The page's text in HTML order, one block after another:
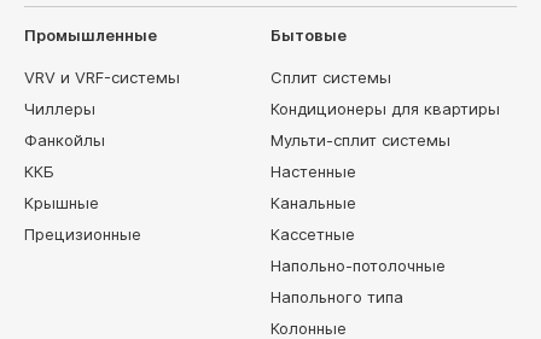
Промышленные
VRV и VRF-системы
Чиллеры
Фанкойлы
ККБ
Крышные
Прецизионные
Бытовые
Сплит системы
Кондиционеры для квартиры
Мульти-сплит системы
Настенные
Канальные
Кассетные
Напольно-потолочные
Напольного типа
Колонные